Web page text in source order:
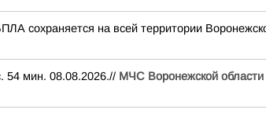
сохраняется на всей территории
54 мин. 08.08.2026.// МЧС Воронежской области